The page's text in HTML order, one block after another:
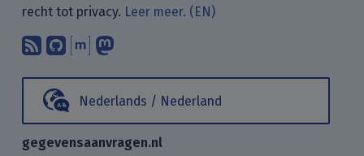
recht tot privacy. Leer meer. (EN)
Abonneer op onze blogposts met
Vind ons op GitHub.
Praat met ons via Matrix.
Nederlands / Nederland
gegevensaanvragen.nl